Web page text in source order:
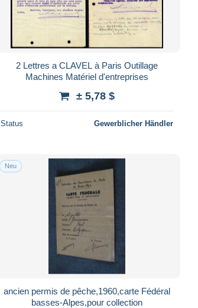
2 Lettres a CLAVEL à Paris Outillage
Machines Matériel d'entreprises
± 5,78 $
Status Gewerblicher Händler
Neu
ancien permis de pêche,1960,carte Fédéral
basses-Alpes,pour collection